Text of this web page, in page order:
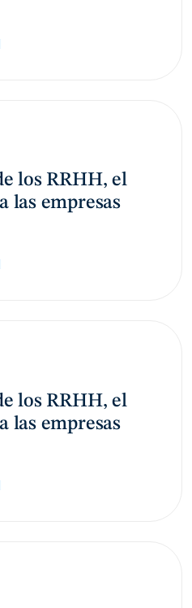
los RRHH, el
las empresas
los RRHH, el
las empresas